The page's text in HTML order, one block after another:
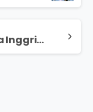
5 Tips Jitu Jago Bahasa Inggris, Tanpa Les!